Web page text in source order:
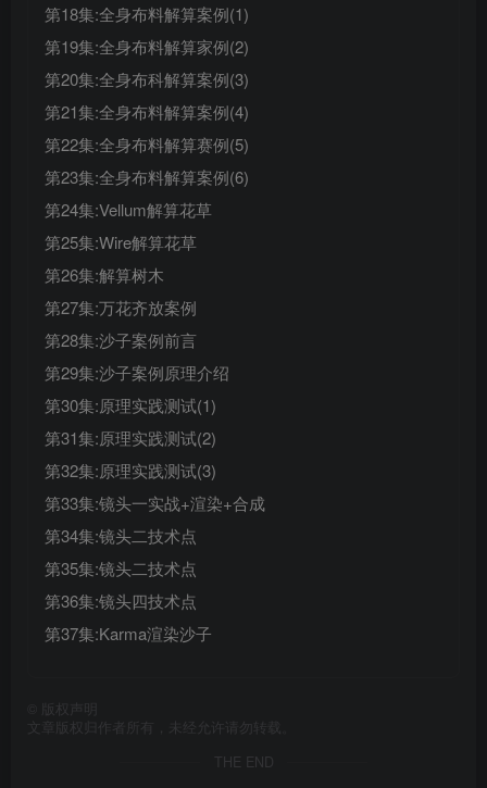
第18集:全身布料解算案例(1)
第19集:全身布料解算家例(2)
第20集:全身布科解算案例(3)
第21集:全身布料解算案例(4)
第22集:全身布料解算赛例(5)
第23集:全身布料解算案例(6)
第24集:Vellum解算花草
第25集:Wire解算花草
第26集:解算树木
第27集:万花齐放案例
第28集:沙子案例前言
第29集:沙子案例原理介绍
第30集:原理实践测试(1)
第31集:原理实践测试(2)
第32集:原理实践测试(3)
第33集:镜头一实战+渲染+合成
第34集:镜头二技术点
第35集:镜头二技术点
第36集:镜头四技术点
第37集:Karma渲染沙子
版权声明
文章版权归作者所有，未经允许请勿转载。
THE END